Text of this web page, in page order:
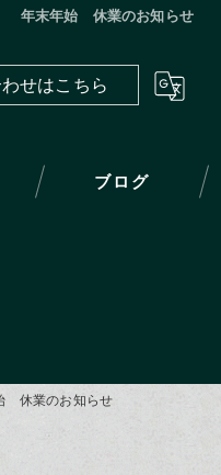
年末年始 休業のお知らせ
せはこちら
ブログ
休業のお知らせ